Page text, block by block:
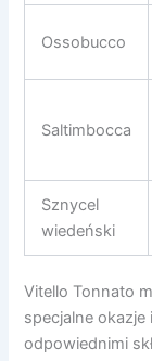
Ossobucco
Saltimbocca
Sznycel
wiedeński
Vitello Tonnato
specjalne
odpowiednimi